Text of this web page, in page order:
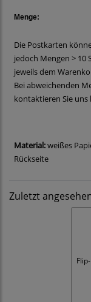
Menge:
Die Postkarten
jedoch Mengen > 10
jeweils dem
Bei abweichenden
kontaktieren Sie
Material:weißes
Rückseite
Zuletzt